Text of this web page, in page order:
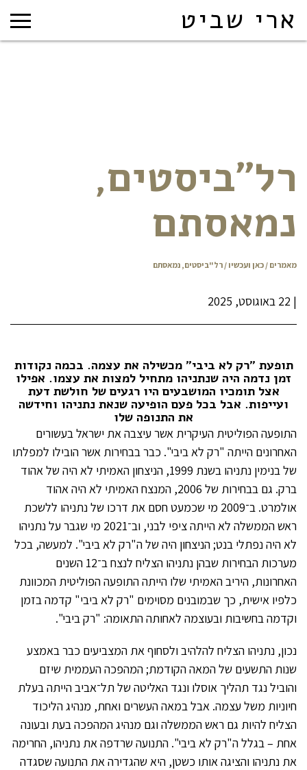
ארי שביט
רל"ביסטים,
נמאסתם
מאמרים / כאן ועכשיו / רל"ביסטים, נמאסתם
| 22 באוגוסט, 2025
תופעת "רק לא ביבי" מכשילה את עצמה. בכמה נקודות
זמן נדמה היה שנתניהו מתחיל למצות את עצמו. אפילו
אצל תומכיו המושבעים היו רגעים של חולשת דעת
ועייפות. אבל בכל פעם הופיעה שנאת נתניהו וחידשה
את התנופה שלו
התופעה הפוליטית העיקרית אשר עיצבה את ישראל בעשורים
האחרונים הייתה "רק לא ביבי". כבר בבחירות אשר הובילו למפלתו
של בנימין נתניהו בשנת 1999, הניצחון האמיתי לא היה של אהוד
ברק. גם בבחירות של 2006, המנצח האמיתי לא היה אהוד
אולמרט. ב־2009 מי שכמעט חסם את דרכו של נתניהו ללשכת
ראש הממשלה לא הייתה ציפי לבני, וב־2021 מי שגבר על נתניהו
לא היה נפתלי בנט; הניצחון היה של ה"רק לא ביבי". למעשה, בכל
מערכות הבחירות שבהן נתניהו הצליח לנצח ב־12 השנים
האחרונות, היריב האמיתי שלו הייתה התופעה הפוליטית המכוונת
כלפיו אישית, כך שבמובנים מסוימים "רק לא ביבי" קדמה בזמן
וקדמה בחשיבות ובעוצמה לאחותה התאומה: "רק ביבי".
נכון, נתניהו הצליח להלהיב ולסחוף את המצביעים כבר באמצע
שנות התשעים של המאה הקודמת; המהפכה העממית שיזם
והוביל נגד תהליך אוסלו ונגד האליטה של תל־אביב הייתה בעלת
חיוניות משל עצמה. אבל במאה העשרים ואחת, מנהיג הליכוד
הצליח להיות גם ראש הממשלה וגם מנהיג המהפכה בעת ובעונה
אחת – בגלל ה"רק לא ביבי". התנועה שרדפה את נתניהו, החרימה
את נתניהו והציגה אותו כשטן, היא שהגדירה את התנועה שסגדה